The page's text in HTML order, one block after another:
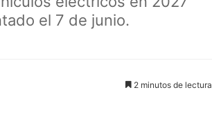
el 7 de junio.
2 minutos de lectura